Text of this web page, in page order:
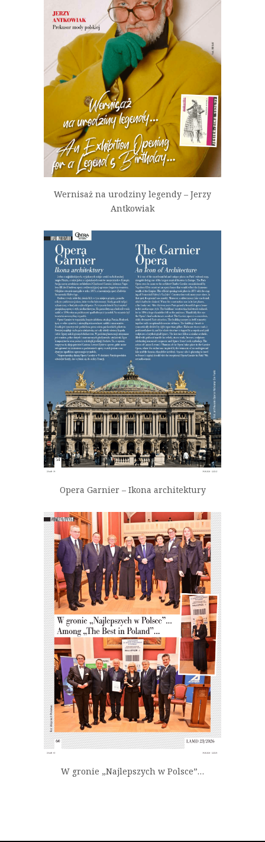
Wernisaż na urodziny legendy – Jerzy
Antkowiak
Opera Garnier – Ikona architektury
W gronie „Najlepszych w Polsce”…